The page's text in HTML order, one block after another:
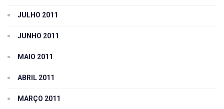
JULHO 2011
JUNHO 2011
MAIO 2011
ABRIL 2011
MARÇO 2011